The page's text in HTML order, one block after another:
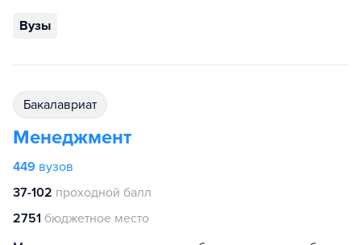
Вузы
бакалавриат
Менеджмент
449 вузов
37-102 проходной балл
2751 бюджетное место